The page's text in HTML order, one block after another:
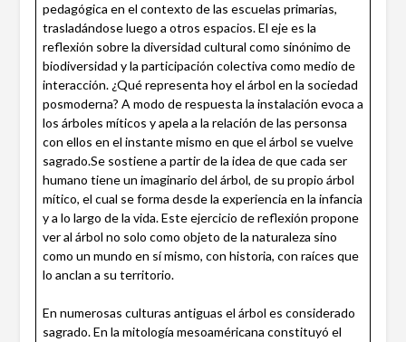
pedagógica en el contexto de las escuelas primarias,
trasladándose luego a otros espacios. El eje es la
reflexión sobre la diversidad cultural como sinónimo de
biodiversidad y la participación colectiva como medio de
interacción. ¿Qué representa hoy el árbol en la sociedad
posmoderna? A modo de respuesta la instalación evoca a
los árboles míticos y apela a la relación de las personsa
con ellos en el instante mismo en que el árbol se vuelve
sagrado.Se sostiene a partir de la idea de que cada ser
humano tiene un imaginario del árbol, de su propio árbol
mítico, el cual se forma desde la experiencia en la infancia
y a lo largo de la vida. Este ejercicio de reflexión propone
ver al árbol no solo como objeto de la naturaleza sino
como un mundo en sí mismo, con historia, con raíces que
lo anclan a su territorio.
En numerosas culturas antiguas el árbol es considerado
sagrado. En la mitología mesoaméricana constituyó el